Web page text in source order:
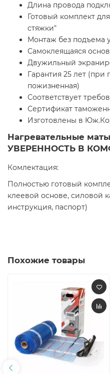
Длина провода
Готовый комплект
стяжки"
Монтаж без подъема
Самоклеящаяся
Двужильный
Гарантия 25 лет (при
пожизненная)
Соответствует
Сертификат
Изготовлены в
Нагревательные
УВЕРЕННОСТЬ В
Комлектация:
Полностью готовый
клеевой основе, силовой
инструкция, паспорт)
Похожие товары